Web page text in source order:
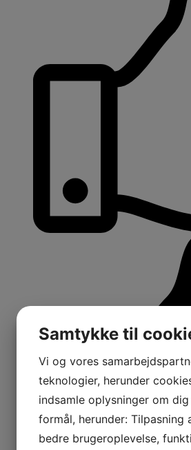
Samtykke til
Vi og vores
teknologier, herunder
indsamle oplysninger om
formål, herunder: Tilpasning
bedre brugeroplevelse,